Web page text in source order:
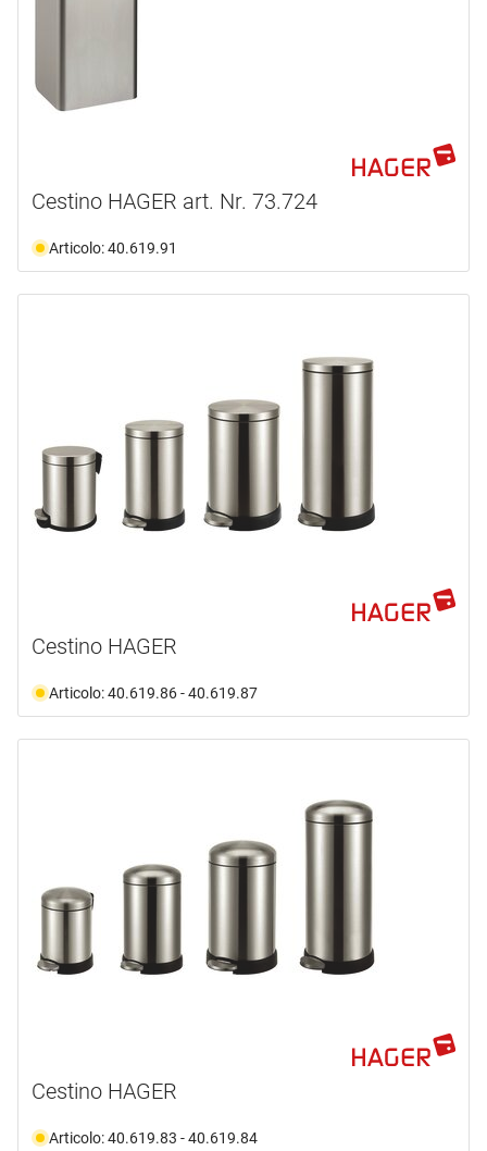
Cestino HAGER art. Nr. 73.724
Articolo: 40.619.91
Cestino HAGER
Articolo: 40.619.86 - 40.619.87
Cestino HAGER
Articolo: 40.619.83 - 40.619.84